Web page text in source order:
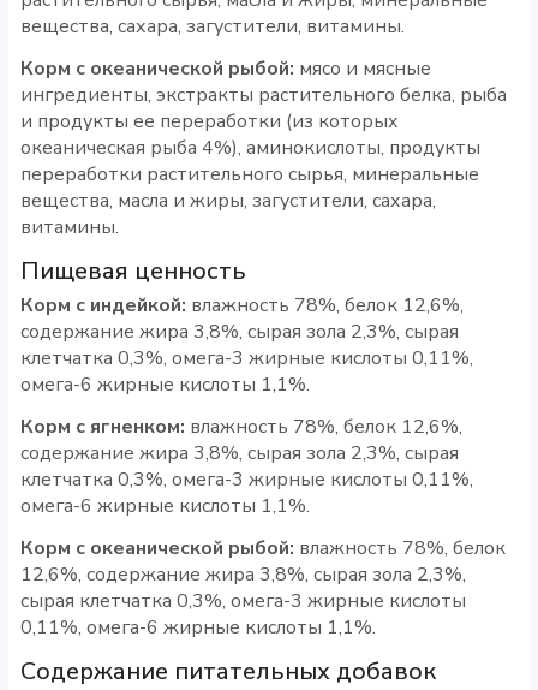
вещества, сахара, загустители, витамины.
Корм с океанической рыбой: мясо и мясные
ингредиенты, экстракты растительного белка, рыба
и продукты ее переработки (из которых
океаническая рыба 4%), аминокислоты, продукты
переработки растительного сырья, минеральные
вещества, масла и жиры, загустители, сахара,
витамины.
Пищевая ценность
Корм с индейкой: влажность 78%, белок 12,6%,
содержание жира 3,8%, сырая зола 2,3%, сырая
клетчатка 0,3%, омега-3 жирные кислоты 0,11%,
омега-6 жирные кислоты 1,1%.
Корм с ягненком: влажность 78%, белок 12,6%,
содержание жира 3,8%, сырая зола 2,3%, сырая
клетчатка 0,3%, омега-3 жирные кислоты 0,11%,
омега-6 жирные кислоты 1,1%.
Корм с океанической рыбой: влажность 78%, белок
12,6%, содержание жира 3,8%, сырая зола 2,3%,
сырая клетчатка 0,3%, омега-3 жирные кислоты
0,11%, омега-6 жирные кислоты 1,1%.
Содержание питательных добавок